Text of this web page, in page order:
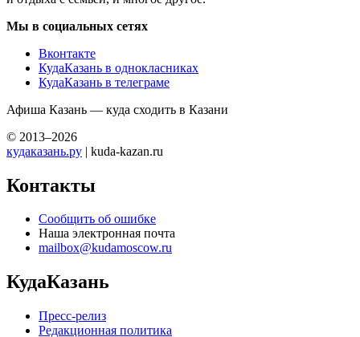
Мы в социальных сетях
Вконтакте
КудаКазань в однокласниках
КудаКазань в телеграме
Афиша Казань — куда сходить в Казани
© 2013–2026
кудаказань.ру | kuda-kazan.ru
Контакты
Сообщить об ошибке
Наша электронная почта
mailbox@kudamoscow.ru
КудаКазань
Пресс-релиз
Редакционная политика